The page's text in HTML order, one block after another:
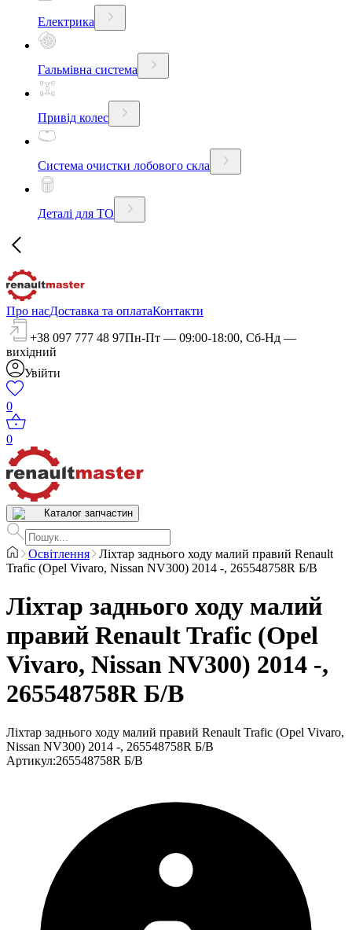
Електрика
Гальмівна система
Привід колес
Система очистки лобового скла
Деталі для ТО
Про насДоставка та оплатаКонтакти
+38 097 777 48 97Пн-Пт — 09:00-18:00, Сб-Нд —
вихідний
Увійти
0
0
Каталог запчастин
Освітлення
Ліхтар заднього ходу малий правий Renault
Trafic (Opel Vivaro, Nissan NV300) 2014 -, 265548758R Б/В
Ліхтар заднього ходу малий
правий Renault Trafic (Opel
Vivaro, Nissan NV300) 2014 -,
265548758R Б/В
Ліхтар заднього ходу малий правий Renault Trafic (Opel Vivaro,
Nissan NV300) 2014 -, 265548758R Б/В
Артикул:265548758R Б/В